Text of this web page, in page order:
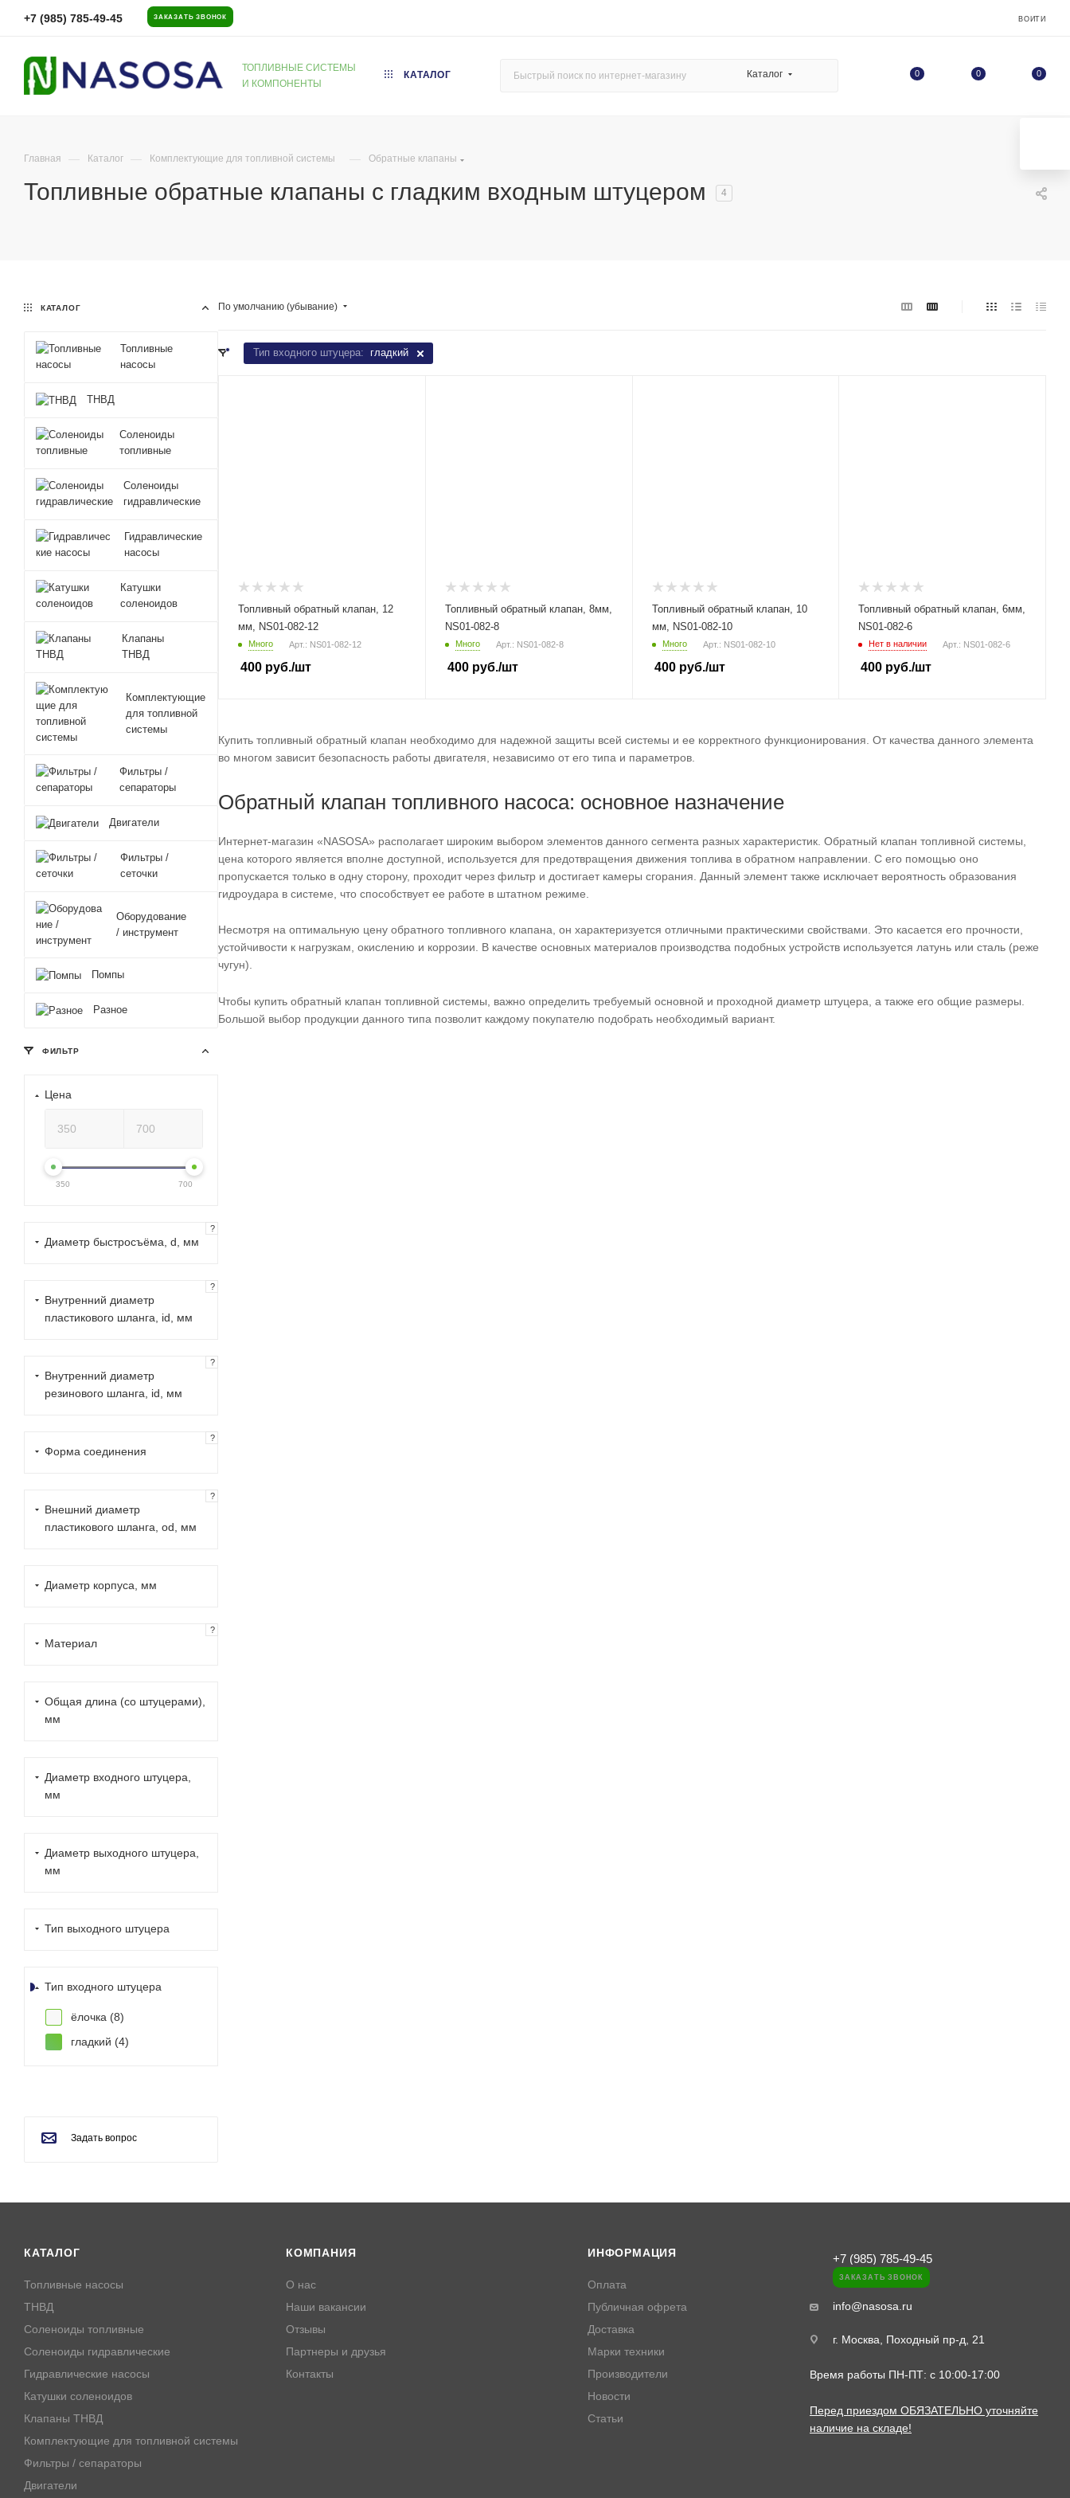
+7 (985) 785-49-45 ЗАКАЗАТЬ ЗВОНОК ВОЙТИ
ТОПЛИВНЫЕ СИСТЕМЫ
И КОМПОНЕНТЫ
КАТАЛОГ Каталог 0 0 0
Главная — Каталог — Комплектующие для топливной системы — Обратные клапаны
Топливные обратные клапаны с гладким входным штуцером 4
По умолчанию (убывание)
Тип входного штуцера: гладкий
Топливный обратный клапан, 12
мм, NS01-082-12
Много Арт.: NS01-082-12
400 руб./шт
Топливный обратный клапан, 8мм,
NS01-082-8
Много Арт.: NS01-082-8
400руб./шт
Топливный обратный клапан, 10
мм, NS01-082-10
Много Арт.: NS01-082-10
400руб./шт
Топливный обратный клапан, 6мм,
NS01-082-6
Нет в наличии Арт.: NS01-082-6
400 руб./шт
Купить топливный обратный клапан необходимо для надежной защиты всей системы и ее корректного функционирования. От качества данного элемента
во многом зависит безопасность работы двигателя, независимо от его типа и параметров.
Обратный клапан топливного насоса: основное назначение
Интернет-магазин «NASOSA» располагает широким выбором элементов данного сегмента разных характеристик. Обратный клапан топливной системы,
цена которого является вполне доступной, используется для предотвращения движения топлива в обратном направлении. С его помощью оно
пропускается только в одну сторону, проходит через фильтр и достигает камеры сгорания. Данный элемент также исключает вероятность образования
гидроудара в системе, что способствует ее работе в штатном режиме.
Несмотря на оптимальную цену обратного топливного клапана, он характеризуется отличными практическими свойствами. Это касается его прочности,
устойчивости к нагрузкам, окислению и коррозии. В качестве основных материалов производства подобных устройств используется латунь или сталь (реже
чугун).
Чтобы купить обратный клапан топливной системы, важно определить требуемый основной и проходной диаметр штуцера, а также его общие размеры.
Большой выбор продукции данного типа позволит каждому покупателю подобрать необходимый вариант.
КАТАЛОГ
Топливные
насосы
ТНВД
Соленоиды
топливные
Соленоиды
гидравлические
Гидравлические
насосы
Катушки
соленоидов
Клапаны
ТНВД
Комплектующие
для топливной
системы
Фильтры /
сепараторы
Двигатели
Фильтры /
сеточки
Оборудование
/ инструмент
Помпы
Разное
ФИЛЬТР
Цена
350 700
Диаметр быстросъёма, d, мм
?
Внутренний диаметр
пластикового шланга, id, мм
?
Внутренний диаметр
резинового шланга, id, мм
?
Форма соединения
?
Внешний диаметр
пластикового шланга, od, мм
?
Диаметр корпуса, мм
Материал
?
Общая длина (со штуцерами),
мм
Диаметр входного штуцера,
мм
Диаметр выходного штуцера,
мм
Тип выходного штуцера
Тип входного штуцера
ёлочка (8)
гладкий (4)
Задать вопрос
КАТАЛОГ
Топливные насосы
ТНВД
Соленоиды топливные
Соленоиды гидравлические
Гидравлические насосы
Катушки соленоидов
Клапаны ТНВД
Комплектующие для топливной системы
Фильтры / сепараторы
Двигатели
КОМПАНИЯ
О нас
Наши вакансии
Отзывы
Партнеры и друзья
Контакты
ИНФОРМАЦИЯ
Оплата
Публичная офрета
Доставка
Марки техники
Производители
Новости
Статьи
+7 (985) 785-49-45
ЗАКАЗАТЬ ЗВОНОК
info@nasosa.ru
г. Москва, Походный пр-д, 21
Время работы ПН-ПТ: с 10:00-17:00
Перед приездом ОБЯЗАТЕЛЬНО уточняйте
наличие на складе!